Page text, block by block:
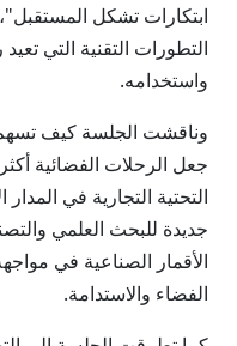
ابتكارات تشكل
التطورات التقنية التي
واستخدامه.
وناقشت الجلسة كيف
جعل الرحلات الفضائية
التحتية التجارية في
جديدة للبحث العلمي
الأقمار الصناعية في
الفضاء والاستدامة.